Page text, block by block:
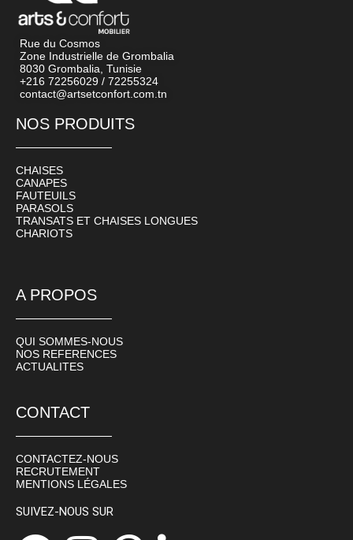
Rue du Cosmos
Zone Industrielle de Grombalia
8030 Grombalia, Tunisie
+216 72256029 / 72255324
contact@artsetconfort.com.tn
NOS PRODUITS
CHAISES
CANAPES
FAUTEUILS
PARASOLS
TRANSATS ET CHAISES LONGUES
CHARIOTS
A PROPOS
QUI SOMMES-NOUS
NOS REFERENCES
ACTUALITES
CONTACT
CONTACTEZ-NOUS
RECRUTEMENT
MENTIONS LÉGALES
SUIVEZ-NOUS SUR